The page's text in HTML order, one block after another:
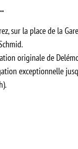
sur la place de la
originale de
exceptionnelle